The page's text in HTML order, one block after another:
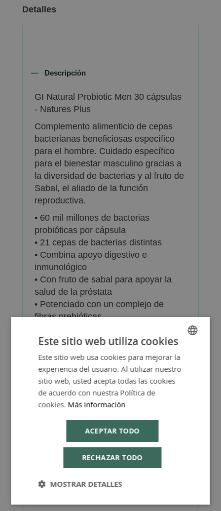
Detalles
Descripción
GI Natural Probiotic Men 30 cápsulas
- Natures Plus
Complemento alimenticio de cepas
bacterianas beneficiosas específico
para el hombre. Cuidado específico
para el bienestar masculino gracias a
la diversidad de bacterias y al fruto de
Sabal, el aliado de la función
reproductiva.
• 60 mil millones de bacterias
probióticas por cápsula
• 21 cepas de bacterias distintas
• Combina apoyo digestivo e
inmunológico
• Con fruto de sabal para apoyar la
salud de la próstata
• Potenciado con un complejo de
fibras prebióticas
Más Información
Consejos de Compra Producto
SPANISH
ENGLISH
Este sitio web utiliza cookies
Este sitio web usa cookies para mejorar la
experiencia del usuario. Al utilizar nuestro
sitio web, usted acepta todas las cookies
de acuerdo con nuestra Política de
cookies. Más información
ACEPTAR TODO
RECHAZAR TODO
MOSTRAR DETALLES